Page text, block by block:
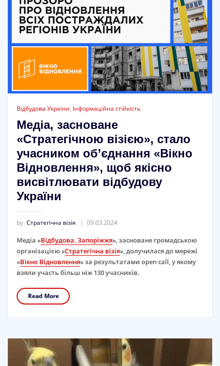
Відбудова України, Інформаційна стійкість
Медіа, засноване
«Стратегічною візією», стало
учасником об’єднання «Вікно
Відновлення», щоб якісно
висвітлювати відбудову
України
by Стратегічна візія 09.03.2024
Медіа «Відбудова. Запоріжжя», засноване громадською
організацією «Стратегічна візія», долучилася до мережі
«Вікно Відновлення» за результатами open call, у якому
взяли участь більш ніж 130 учасників.
Read More